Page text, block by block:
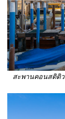
สะพานคอนสติติ